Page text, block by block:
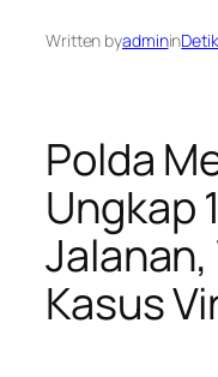
Written byadminin
Polda
Ungkap
Kasus